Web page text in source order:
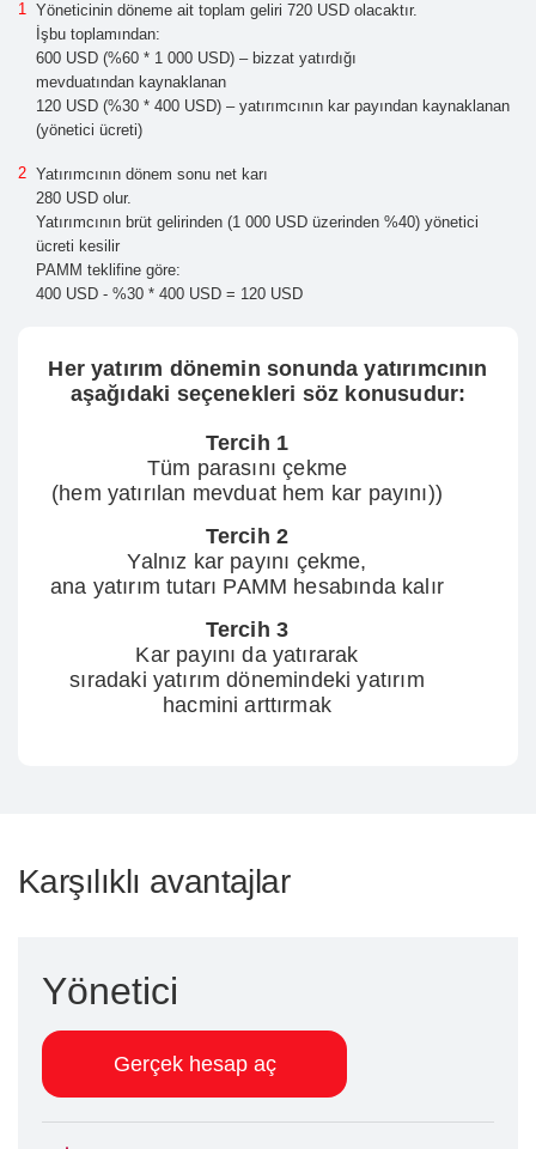
Yöneticinin döneme ait toplam geliri 720 USD olacaktır.
İşbu toplamından:
600 USD (%60 * 1 000 USD) – bizzat yatırdığı
mevduatından kaynaklanan
120 USD (%30 * 400 USD) – yatırımcının kar payından kaynaklanan
(yönetici ücreti)
Yatırımcının dönem sonu net karı
280 USD olur.
Yatırımcının brüt gelirinden (1 000 USD üzerinden %40) yönetici
ücreti kesilir
PAMM teklifine göre:
400 USD - %30 * 400 USD = 120 USD
Her yatırım dönemin sonunda yatırımcının
aşağıdaki seçenekleri söz konusudur:
Tercih 1
Tüm parasını çekme
(hem yatırılan mevduat hem kar payını))
Tercih 2
Yalnız kar payını çekme,
ana yatırım tutarı PAMM hesabında kalır
Tercih 3
Kar payını da yatırarak
sıradaki yatırım dönemindeki yatırım
hacmini arttırmak
Karşılıklı avantajlar
Yönetici
Gerçek hesap aç